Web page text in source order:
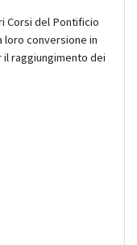
Corsi del Pontificio
loro conversione in
raggiungimento dei